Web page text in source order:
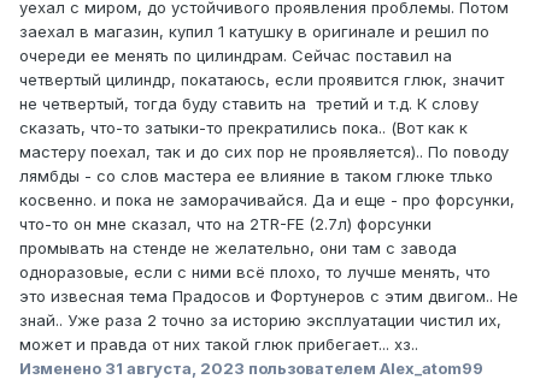
уехал с миром, до устойчивого проявления проблемы. Потом
заехал в магазин, купил 1 катушку в оригинале и решил по
очереди ее менять по цилиндрам. Сейчас поставил на
четвертый цилиндр, покатаюсь, если проявится глюк, значит
не четвертый, тогда буду ставить на третий и т.д. К слову
сказать, что-то затыки-то прекратились пока.. (Вот как к
мастеру поехал, так и до сих пор не проявляется).. По поводу
лямбды - со слов мастера ее влияние в таком глюке тлько
косвенно. и пока не заморачивайся. Да и еще - про форсунки,
что-то он мне сказал, что на 2TR-FE (2.7л) форсунки
промывать на стенде не желательно, они там с завода
одноразовые, если с ними всё плохо, то лучше менять, что
это извесная тема Прадосов и Фортунеров с этим двигом.. Не
знай.. Уже раза 2 точно за историю эксплуатации чистил их,
может и правда от них такой глюк прибегает... хз..
Изменено 31 августа, 2023 пользователем Alex_atom99